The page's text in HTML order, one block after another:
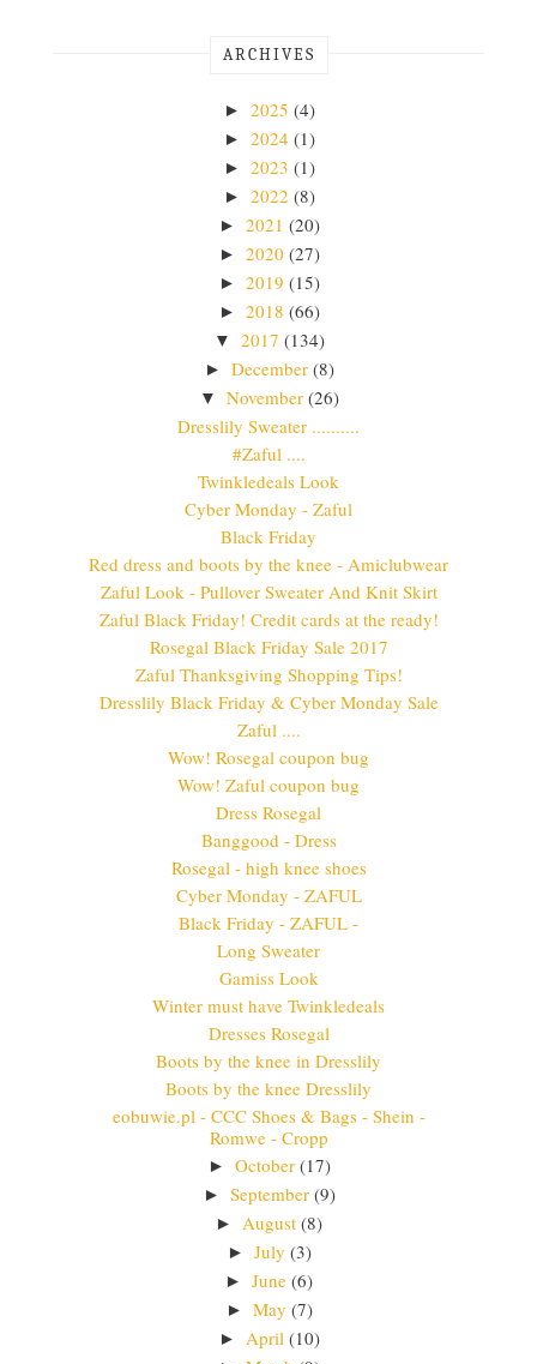
ARCHIVES
► 2025 (4)
► 2024 (1)
► 2023 (1)
► 2022 (8)
► 2021 (20)
► 2020 (27)
► 2019 (15)
► 2018 (66)
▼ 2017 (134)
► December (8)
▼ November (26)
Dresslily Sweater ..........
#Zaful ....
Twinkledeals Look
Cyber Monday - Zaful
Black Friday
Red dress and boots by the knee - Amiclubwear
Zaful Look - Pullover Sweater And Knit Skirt
Zaful Black Friday! Credit cards at the ready!
Rosegal Black Friday Sale 2017
Zaful Thanksgiving Shopping Tips!
Dresslily Black Friday & Cyber Monday Sale
Zaful ....
Wow! Rosegal coupon bug
Wow! Zaful coupon bug
Dress Rosegal
Banggood - Dress
Rosegal - high knee shoes
Cyber Monday - ZAFUL
Black Friday - ZAFUL -
Long Sweater
Gamiss Look
Winter must have Twinkledeals
Dresses Rosegal
Boots by the knee in Dresslily
Boots by the knee Dresslily
eobuwie.pl - CCC Shoes & Bags - Shein -
Romwe - Cropp
► October (17)
► September (9)
► August (8)
► July (3)
► June (6)
► May (7)
► April (10)